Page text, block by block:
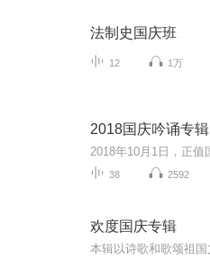
法制史国庆班
12 1万
2018国庆吟诵专辑
38 2592
欢度国庆专辑